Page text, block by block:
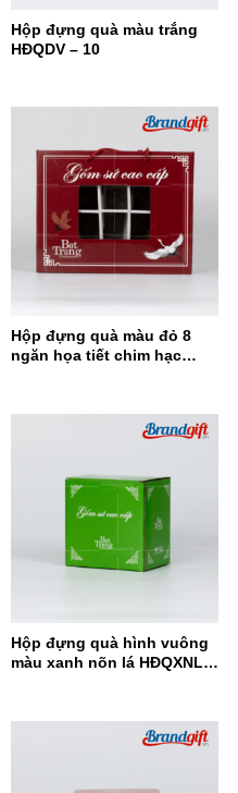
Hộp đựng quà màu trắng
HĐQDV – 10
Hộp đựng quà màu đỏ 8
ngăn họa tiết chim hạc
Hộp đựng quà hình vuông
màu xanh nõn lá HĐQXNL –